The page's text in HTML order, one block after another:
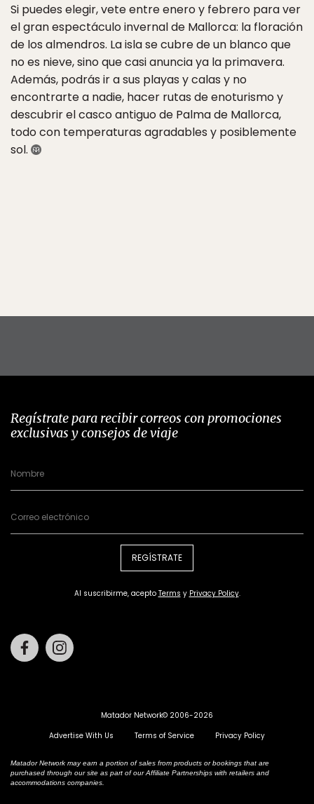
Si puedes elegir, vete entre enero y febrero para ver
el gran espectáculo invernal de Mallorca: la floración
de los almendros. La isla se cubre de un blanco que
no es nieve, sino que casi anuncia ya la primavera.
Además, podrás ir a sus playas y calas y no
encontrarte a nadie, hacer rutas de enoturismo y
descubrir el casco antiguo de Palma de Mallorca,
todo con temperaturas agradables y posiblemente
sol.
Regístrate para recibir correos con promociones
exclusivas y consejos de viaje
REGÍSTRATE
Al suscribirme, acepto Terms y Privacy Policy.
Facebook
Matador Network© 2006-2026
Advertise With Us
Terms of Service Privacy Policy
Matador Network may earn a portion of sales from products or bookings that are
purchased through our site as part of our Affiliate Partnerships with retailers and
accommodations companies.